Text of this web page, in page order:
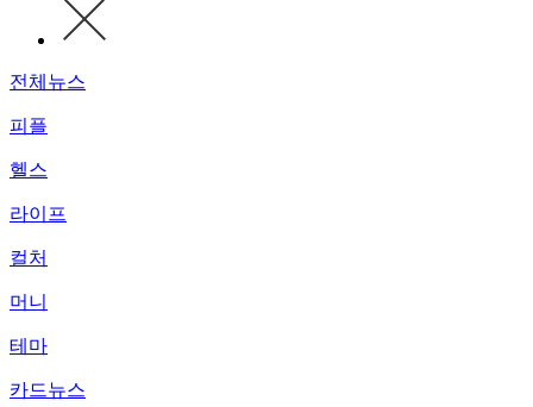
전체뉴스
피플
헬스
라이프
컬처
머니
테마
카드뉴스